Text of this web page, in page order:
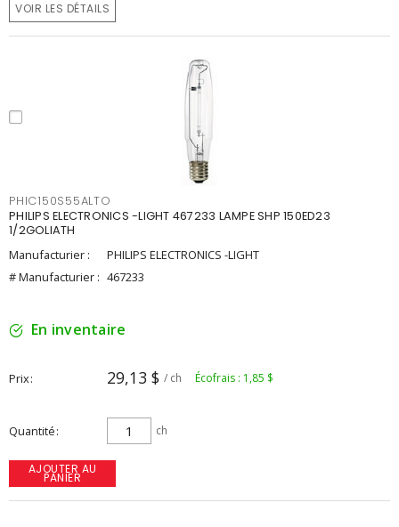
VOIR LES DÉTAILS
PHIC150S55ALTO
PHILIPS ELECTRONICS -LIGHT 467233 LAMPE SHP 150ED23
1/2GOLIATH
Manufacturier :
PHILIPS ELECTRONICS -LIGHT
# Manufacturier : 467233
En inventaire
Prix 29,13 $ / ch Écofrais : 1,85 $
Quantité ch
AJOUTER AU
PANIER